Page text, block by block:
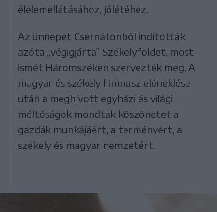
élelemellátásához, jólétéhez.
Az ünnepet Csernátonból indították,
azóta „végigjárta” Székelyföldet, most
ismét Háromszéken szervezték meg. A
magyar és székely himnusz eléneklése
után a meghívott egyházi és világi
méltóságok mondtak köszönetet a
gazdák munkájáért, a terményért, a
székely és magyar nemzetért.